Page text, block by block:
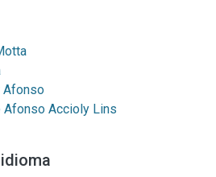
Afonso
Afonso Accioly Lins